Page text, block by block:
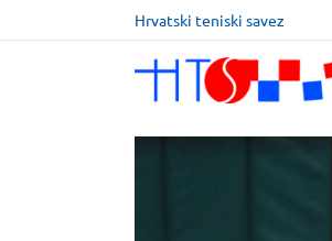
Hrvatski teniski savez